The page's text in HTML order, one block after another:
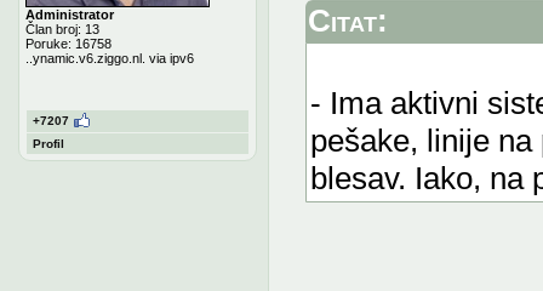
Administrator
Član broj: 13
Poruke: 16758
..ynamic.v6.ziggo.nl. via ipv6
+7207
Profil
Citat:
- Ima aktivni
pešake, linije
blesav. Iako, na